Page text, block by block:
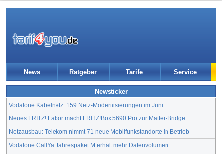
News Ratgeber Tarife Service
Newsticker
Vodafone Kabelnetz: 159 Netz-Modernisierungen im Juni
Neues FRITZ! Labor macht FRITZ!Box 5690 Pro zur Matter-Bridge
Netzausbau: Telekom nimmt 71 neue Mobilfunkstandorte in Betrieb
Vodafone CallYa Jahrespaket M erhält mehr Datenvolumen